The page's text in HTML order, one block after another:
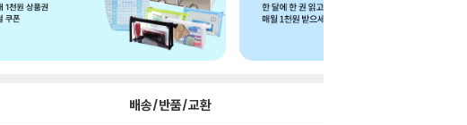
배송/반품/교환